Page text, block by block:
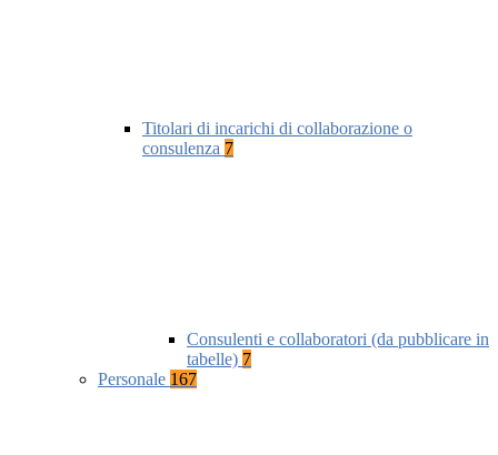
Titolari di incarichi di collaborazione o
consulenza 7
Consulenti e collaboratori (da pubblicare in
tabelle) 7
Personale 167